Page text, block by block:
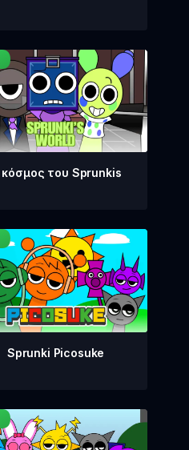
του Sprunkis
Sprunki Picosuke